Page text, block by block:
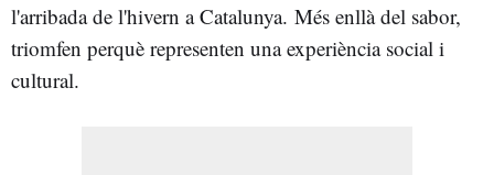
l'arribada de l'hivern a Catalunya. Més enllà del sabor,
triomfen perquè representen una experiència social i
cultural.